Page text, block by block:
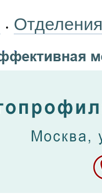
• Отделения